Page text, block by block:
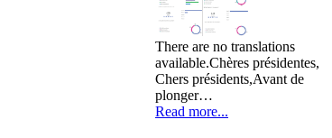
There are no translations
available.Chères présidentes,
Chers présidents,Avant de
plonger…
Read more...